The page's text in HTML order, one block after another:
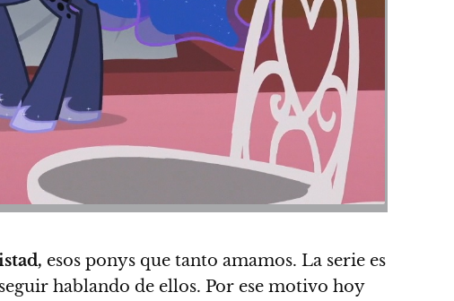
esos ponys que tanto amamos. La serie es
hablando de ellos. Por ese motivo hoy